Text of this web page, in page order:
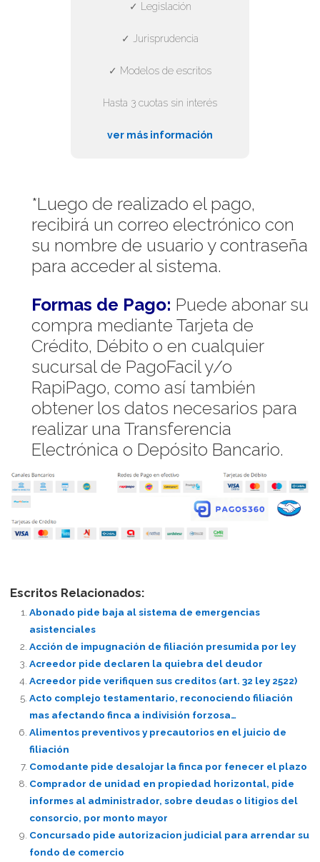
✓ Legislación
✓ Jurisprudencia
✓ Modelos de escritos
Hasta 3 cuotas sin interés
ver más información
*Luego de realizado el pago,
recibirá un correo electrónico con
su nombre de usuario y contraseña
para acceder al sistema.
Formas de Pago: Puede abonar su
compra mediante Tarjeta de
Crédito, Débito o en cualquier
sucursal de PagoFacil y/o
RapiPago, como así también
obtener los datos necesarios para
realizar una Transferencia
Electrónica o Depósito Bancario.
Escritos Relacionados:
Abonado pide baja al sistema de emergencias
asistenciales
Acción de impugnación de filiación presumida por ley
Acreedor pide declaren la quiebra del deudor
Acreedor pide verifiquen sus creditos (art. 32 ley 2522)
Acto complejo testamentario, reconociendo filiación
mas afectando finca a indivisión forzosa…
Alimentos preventivos y precautorios en el juicio de
filiación
Comodante pide desalojar la finca por fenecer el plazo
Comprador de unidad en propiedad horizontal, pide
informes al administrador, sobre deudas o litigios del
consorcio, por monto mayor
Concursado pide autorizacion judicial para arrendar su
fondo de comercio